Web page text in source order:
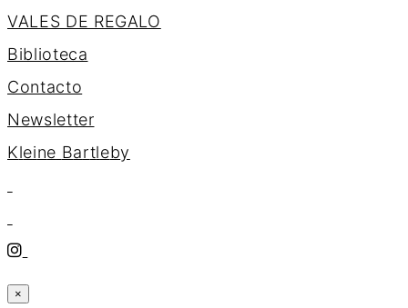
VALES DE REGALO
Biblioteca
Contacto
Newsletter
Kleine Bartleby
×